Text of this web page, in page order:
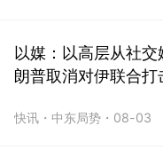
以媒：以高层从社交
朗普取消对伊联合打
快讯 ・ 中东局势 ・ 08-03